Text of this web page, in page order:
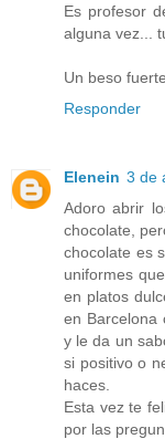
Es profesor
alguna vez...
Un beso
Responder
Elenein 3 de
Adoro abrir
chocolate,
chocolate es
uniformes
en platos
en Barcelona
y le da un
si positivo o
haces.
Esta vez te
por las